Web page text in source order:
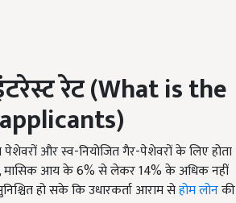
रेट (What is the
और स्व-नियोजित गैर-पेशेवरों के लिए होता
मासिक आय के 6% से लेकर 14% के अधिक नहीं
हो सके कि उधारकर्ता आराम सेहोम लोनकी